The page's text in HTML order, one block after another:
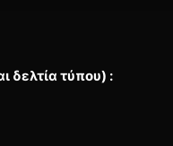
δελτία τύπου) :